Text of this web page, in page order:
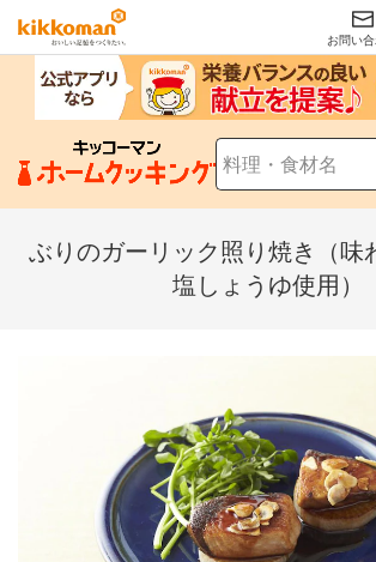
お問い
ぶりのガーリック照り焼き（味
塩しょうゆ使用）